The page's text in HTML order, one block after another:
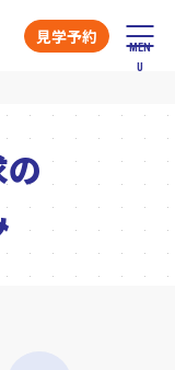
見学予約